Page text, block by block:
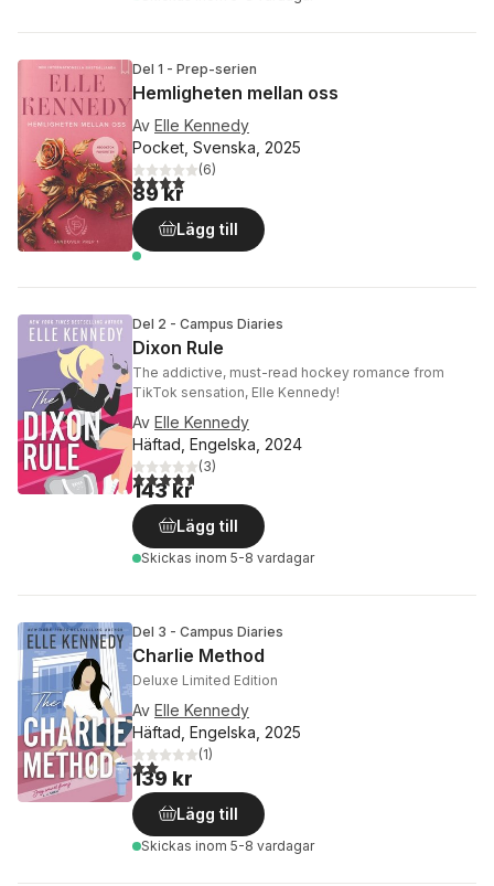
Del 1 - Prep-serien
Hemligheten mellan oss
Av Elle Kennedy
Pocket, Svenska, 2025
4,0utav 5 stjärnor. Totalt antal röster:
(6)
89 kr
Lägg till
Del 2 - Campus Diaries
Dixon Rule
The addictive, must-read hockey romance from
TikTok sensation, Elle Kennedy!
Av Elle Kennedy
Häftad, Engelska, 2024
4,7utav 5 stjärnor. Totalt antal röster:
(3)
143 kr
Lägg till
Skickas inom 5-8 vardagar
Del 3 - Campus Diaries
Charlie Method
Deluxe Limited Edition
Av Elle Kennedy
Häftad, Engelska, 2025
2,0utav 5 stjärnor. Totalt antal röster:
(1)
139 kr
Lägg till
Skickas inom 5-8 vardagar